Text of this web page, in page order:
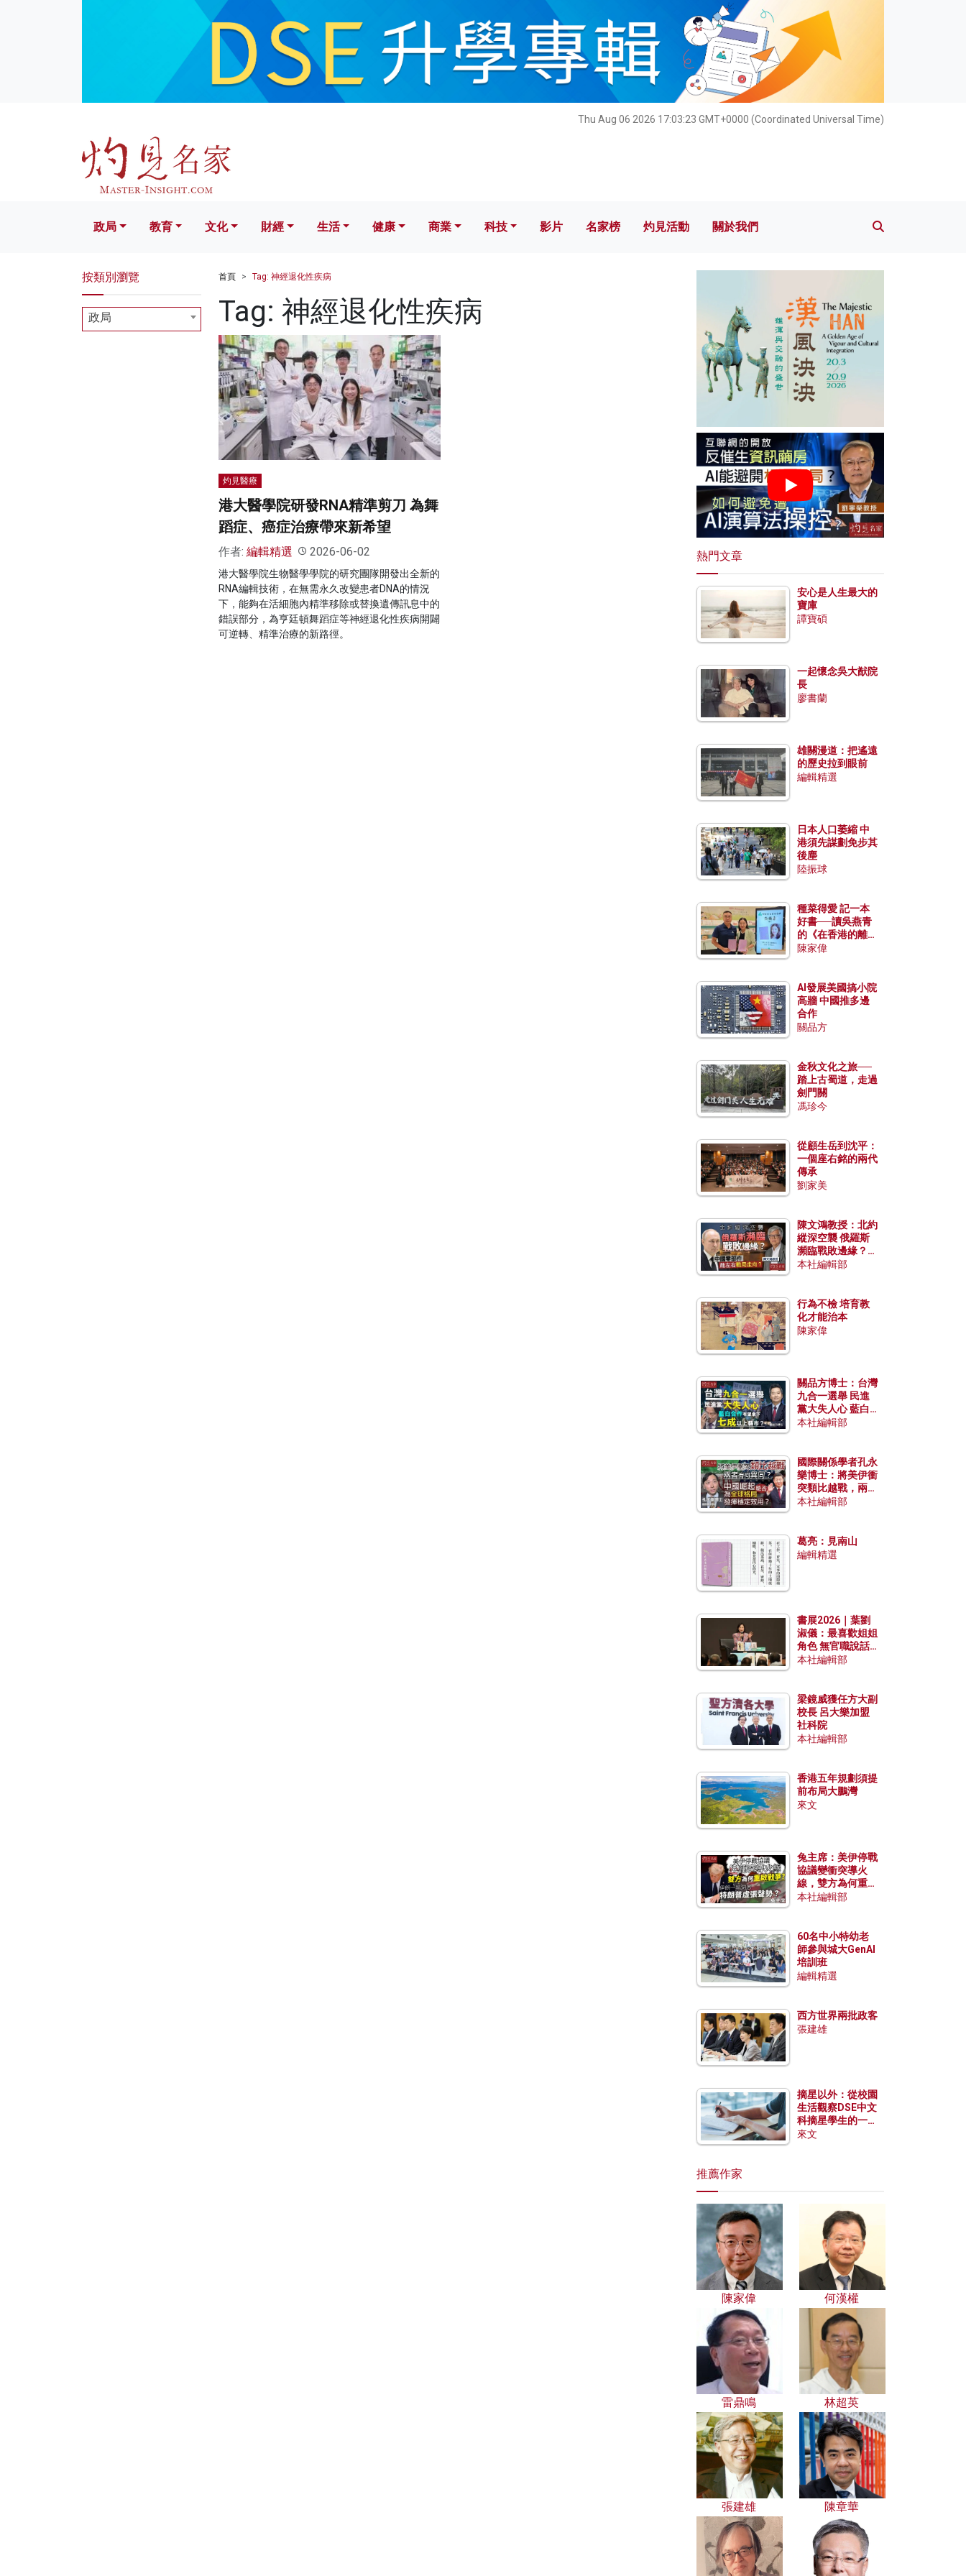
Thu Aug 06 2026 17:03:24 GMT+0000 (Coordinated Universal Time)
文化 財經 生活 健康 科技 影片 名家榜 灼見活動 關於我們
政局 教育 文化 財經 生活 健康 商業 科技 影片 名家榜 灼見活動 關於我們
首頁 Tag: 神經退化性疾病
Tag: 神經退化性疾病
灼見醫療
港大醫學院研發RNA精準剪刀 為舞
蹈症、癌症治療帶來新希望
作者: 編輯精選 2026-06-02
港大醫學院生物醫學學院的研究團隊開發出全新的
RNA編輯技術，在無需永久改變患者DNA的情況
下，能夠在活細胞內精準移除或替換遺傳訊息中的
錯誤部分，為亨廷頓舞蹈症等神經退化性疾病開闢
可逆轉、精準治療的新路徑。
按類別瀏覽
政局
熱門文章
安心是人生最大的
寶庫
譚寶碩
一起懷念吳大猷院
長
廖書蘭
雄關漫道：把遙遠
的歷史拉到眼前
編輯精選
日本人口萎縮 中
港須先謀劃免步其
後塵
陸振球
種菜得愛 記一本
好書──讀吳燕青
的《在香港的離島
種菜》
陳家偉
AI發展美國搞小院
高牆 中國推多邊
合作
關品方
金秋文化之旅──
踏上古蜀道，走過
劍門關
馮珍今
從顧生岳到沈平：
一個座右銘的兩代
傳承
劉家美
陳文鴻教授：北約
縱深空襲 俄羅斯
瀕臨戰敗邊緣？中
國零部件能左右戰
本社編輯部
行為不檢 培育教
化才能治本
陳家偉
關品方博士：台灣
九合一選舉 民進
黨大失人心 藍白
合作有望拿下七成
本社編輯部
國際關係學者孔永
樂博士：將美伊衝
突類比越戰，兩者
有何異同？中國崛
本社編輯部
葛亮：見南山
編輯精選
書展2026｜葉劉
淑儀：最喜歡姐姐
角色 無官職說話
包袱少
本社編輯部
梁鏡威獲任方大副
校長 呂大樂加盟
社科院
本社編輯部
香港五年規劃須提
前布局大鵬灣
來文
兔主席：美伊停戰
協議變衝突導火
線，雙方為何重啟
戰爭？伊朗一早洞
本社編輯部
60名中小特幼老
師參與城大GenAI
培訓班
編輯精選
西方世界兩批政客
張建雄
摘星以外：從校園
生活觀察DSE中文
科摘星學生的一點
特質
來文
推薦作家
陳家偉 何漢權
雷鼎鳴 林超英
張建雄 陳章華